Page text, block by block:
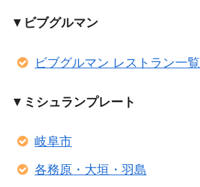
▼ ビブグルマン
ビブグルマン レストラン一覧
▼ ミシュランプレート
岐阜市
各務原・大垣・羽島